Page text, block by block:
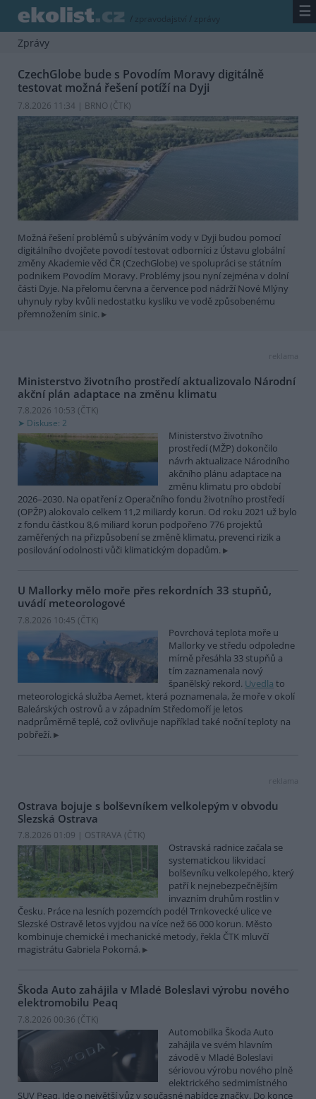
/ zpravodajství / zprávy ☰
Zprávy
CzechGlobe bude s Povodím Moravy digitálně
testovat možná řešení potíží na Dyji
7.8.2026 11:34 | BRNO (ČTK)
Možná řešení problémů s ubýváním vody v Dyji budou pomocí
digitálního dvojčete povodí testovat odborníci z Ústavu globální
změny Akademie věd ČR (CzechGlobe) ve spolupráci se státním
podnikem Povodím Moravy. Problémy jsou nyní zejména v dolní
části Dyje. Na přelomu června a července pod nádrží Nové Mlýny
uhynuly ryby kvůli nedostatku kyslíku ve vodě způsobenému
přemnožením sinic.
reklama
Ministerstvo životního prostředí aktualizovalo Národní
akční plán adaptace na změnu klimatu
7.8.2026 10:53 (ČTK)
Diskuse: 2
Ministerstvo životního
prostředí (MŽP) dokončilo
návrh aktualizace Národního
akčního plánu adaptace na
změnu klimatu pro období
2026–2030. Na opatření z Operačního fondu životního prostředí
(OPŽP) alokovalo celkem 11,2 miliardy korun. Od roku 2021 už bylo
z fondu částkou 8,6 miliard korun podpořeno 776 projektů
zaměřených na přizpůsobení se změně klimatu, prevenci rizik a
posilování odolnosti vůči klimatickým dopadům.
U Mallorky mělo moře přes rekordních 33 stupňů,
uvádí meteorologové
7.8.2026 10:45 (ČTK)
Povrchová teplota moře u
Mallorky ve středu odpoledne
mírně přesáhla 33 stupňů a
tím zaznamenala nový
španělský rekord. Uvedla to
meteorologická služba Aemet, která poznamenala, že moře v okolí
Baleárských ostrovů a v západním Středomoří je letos
nadprůměrně teplé, což ovlivňuje například také noční teploty na
pobřeží.
reklama
Ostrava bojuje s bolševníkem velkolepým v obvodu
Slezská Ostrava
7.8.2026 01:09 | OSTRAVA (ČTK)
Ostravská radnice začala se
systematickou likvidací
bolševníku velkolepého, který
patří k nejnebezpečnějším
invazním druhům rostlin v
Česku. Práce na lesních pozemcích podél Trnkovecké ulice ve
Slezské Ostravě letos vyjdou na více než 66 000 korun. Město
kombinuje chemické i mechanické metody, řekla ČTK mluvčí
magistrátu Gabriela Pokorná.
Škoda Auto zahájila v Mladé Boleslavi výrobu nového
elektromobilu Peaq
7.8.2026 00:36 (ČTK)
Automobilka Škoda Auto
zahájila ve svém hlavním
závodě v Mladé Boleslavi
sériovou výrobu nového plně
elektrického sedmimístného
SUV Peaq. Jde o největší vůz v současné nabídce značky. Do konce